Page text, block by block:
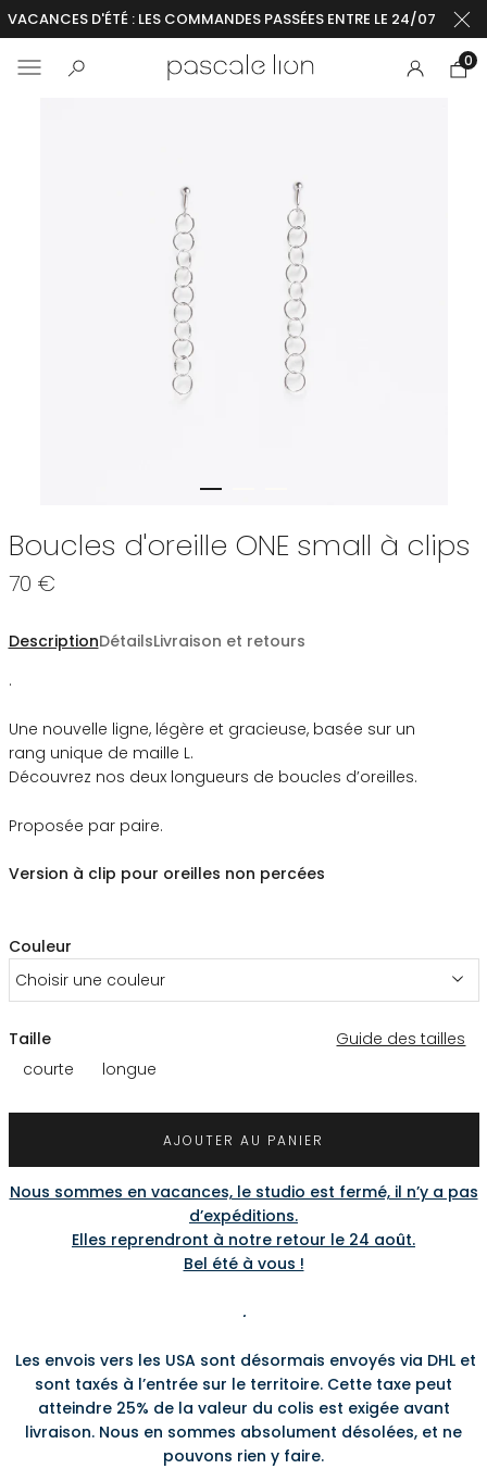
VACANCES D'ÉTÉ : LES COMMANDES PASSÉES ENTRE LE 24/07 ET
0
Boucles d'oreille ONE small à clips
70 €
DescriptionDétailsLivraison et retours
.
Une nouvelle ligne, légère et gracieuse, basée sur un
rang unique de maille L.
Découvrez nos deux longueurs de boucles d’oreilles.
Proposée par paire.
Version à clip pour oreilles non percées
Couleur
Choisir une couleur
Taille
Guide des tailles
courte
longue
AJOUTER AU PANIER
Nous sommes en vacances, le studio est fermé, il n’y a pas
d’expéditions.
Elles reprendront à notre retour le 24 août.
Bel été à vous !
.
Les envois vers les USA sont désormais envoyés via DHL et
sont taxés à l’entrée sur le territoire. Cette taxe peut
atteindre 25% de la valeur du colis est exigée avant
livraison. Nous en sommes absolument désolées, et ne
pouvons rien y faire.